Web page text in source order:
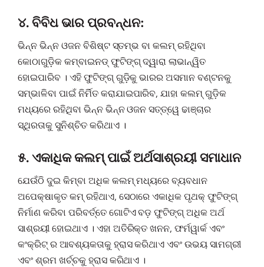
୪. ବିବିଧ ଭାର ପ୍ରବନ୍ଧନ:
ଭିନ୍ନ ଭିନ୍ନ ଓଜନ ବିଶିଷ୍ଟ ସ୍ତମ୍ଭ ବା କଲମ୍ ରହିଥିବା
କୋଠାଗୁଡ଼ିକ କମ୍ବାଇନଡ୍ ଫୁଟିଙ୍ଗ୍ ଦ୍ୱାରା ଲାଭାନ୍ୱିତ
ହୋଇପାରିବ । ଏହି ଫୁଟିଙ୍ଗ୍ ଗୁଡ଼ିକୁ ଭାରର ଅସମାନ ବଣ୍ଟନକୁ
ସମ୍ଭାଳିବା ପାଇଁ ନିର୍ମିତ କରାଯାଇପାରିବ, ଯାହା କଲମ୍ ଗୁଡ଼ିକ
ମଧ୍ୟରେ ରହିଥିବା ଭିନ୍ନ ଭିନ୍ନ ଓଜନ ସତ୍ତ୍ୱେ ଢାଞ୍ଚାର
ସ୍ଥିରତାକୁ ସୁନିଶ୍ଚିତ କରିଥାଏ ।
୫. ଏକାଧିକ କଲମ୍ ପାଇଁ ଅର୍ଥସାଶ୍ରୟୀ ସମାଧାନ
ଯେଉଁଠି ଦୁଇ କିମ୍ବା ଅଧିକ କଲମ୍ ମଧ୍ୟରେ ବ୍ୟବଧାନ
ଅପେକ୍ଷାକୃତ କମ୍ ରହିଥାଏ, ସେଠାରେ ଏକାଧିକ ପୃଥକ୍ ଫୁଟିଙ୍ଗ୍
ନିର୍ମାଣ କରିବା ପରିବର୍ତ୍ତେ ଗୋଟିଏ ବଡ଼ ଫୁଟିଙ୍ଗ୍ ଅଧିକ ଅର୍ଥ
ସାଶ୍ରୟୀ ହୋଇଥାଏ । ଏହା ଅତିରିକ୍ତ ଖନନ, ଫର୍ମୱାର୍କ ଏବଂ
କଂକ୍ରିଟ୍ ର ଆବଶ୍ୟକତାକୁ ହ୍ରାସ କରିଥାଏ ଏବଂ ଉଭୟ ସାମଗ୍ରୀ
ଏବଂ ଶ୍ରମ ଖର୍ଚ୍ଚକୁ ହ୍ରାସ କରିଥାଏ ।